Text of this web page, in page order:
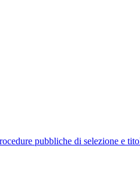
pubbliche di selezione e